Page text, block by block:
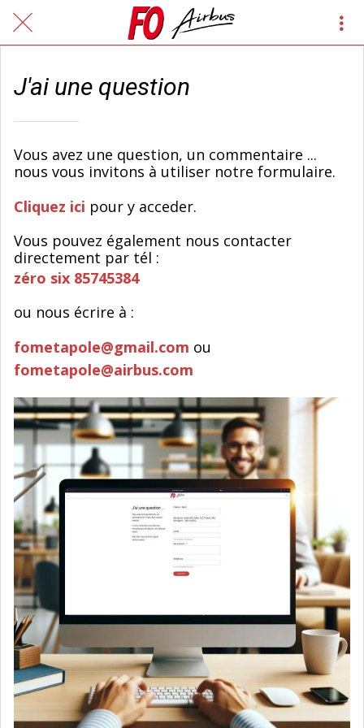
J'ai une question
Vous avez une question, un commentaire ...
nous vous invitons à utiliser notre formulaire.
Cliquez ici pour y acceder.
Vous pouvez également nous contacter
directement par tél :
zéro six 85745384
ou nous écrire à :
fometapole@gmail.com ou
fometapole@airbus.com